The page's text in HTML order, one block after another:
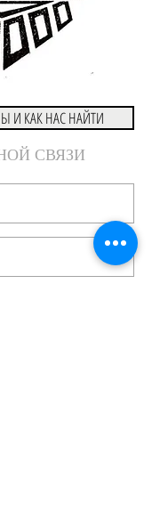
И КАК НАС НАЙТИ
СВЯЗИ